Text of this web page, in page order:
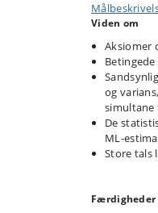
anvendes
Kurset
Teoretisk
Erfaring i
Viden om
Aksiomer
og
simultane
De
ML-
Store tals